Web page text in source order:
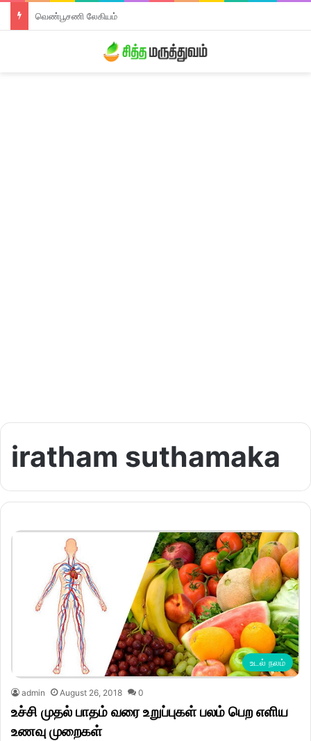
திரிபலா லேகியம்
iratham suthamaka
உடல் நலம்
admin August 26, 2018 0
உச்சி முதல் பாதம் வரை உறுப்புகள் பலம் பெற எளிய
உணவு முறைகள்